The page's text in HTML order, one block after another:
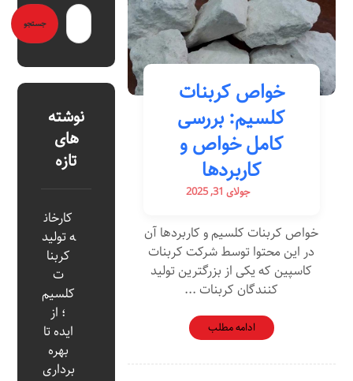
خواص کربنات
کلسیم: بررسی
کامل خواص و
کاربردها
جولای 31, 2025
خواص کربنات کلسیم و کاربردها آن
در این محتوا توسط شرکت کربنات
کاسپین که یکی از بزرگترین تولید
کنندگان کربنات ...
ادامه مطلب
نوشته
های
تازه
کارخان
ه تولید
کربنا
ت
کلسیم
؛ از
ایده تا
بهره‌
برداری